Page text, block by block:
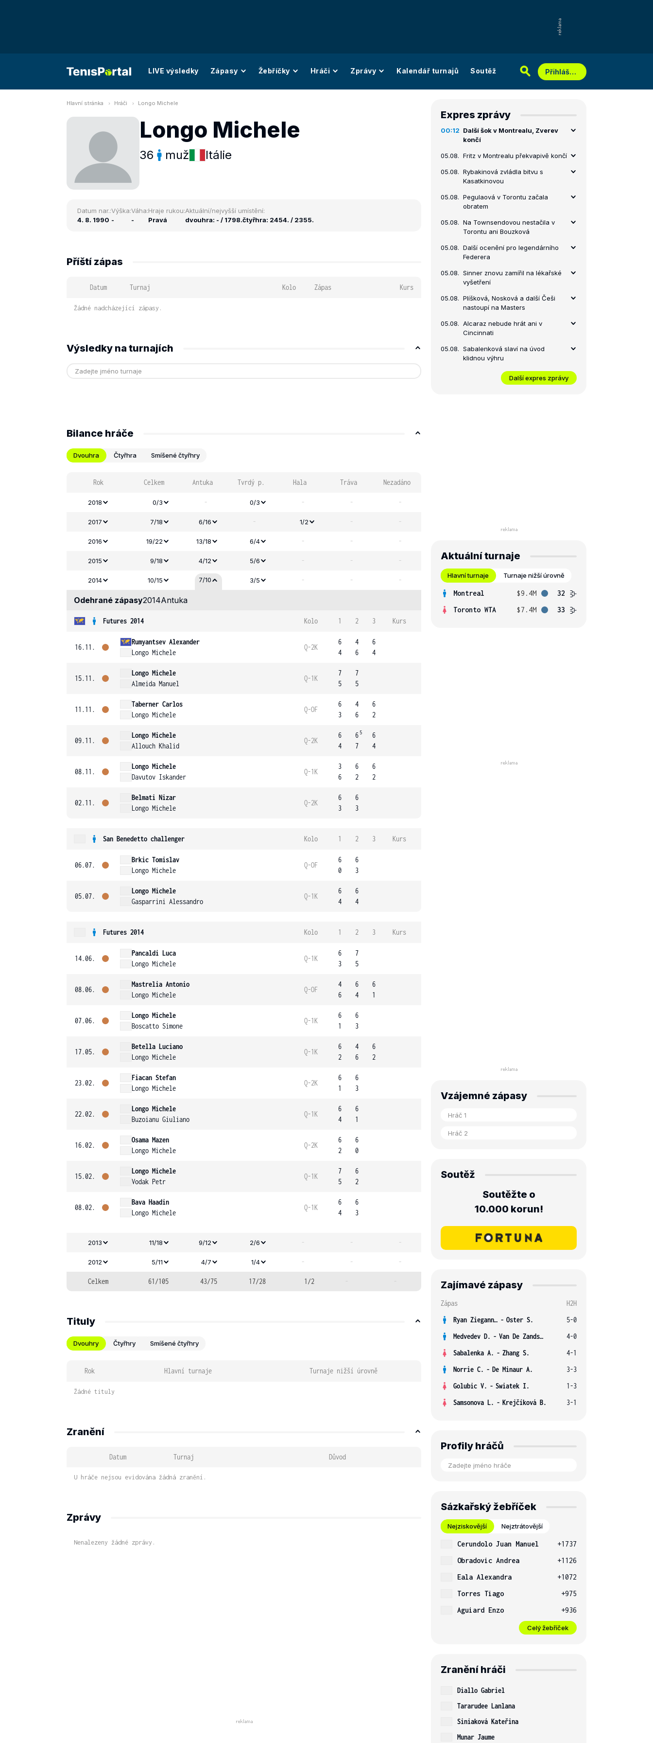
LIVE výsledky Zápasy Žebříčky Hráči Zprávy Kalendář turnajů Soutěž Přihlášení
Hlavní stránka Hráči Longo Michele
Longo Michele
36 muž Itálie
Datum nar.:
4. 8. 1990
Výška:
-
Váha:
-
Hraje rukou:
Pravá
Aktuální/nejvyšší umístění:
dvouhra: - / 1798.čtyřhra: 2454. / 2355.
Příští zápas
Datum Turnaj Kolo Zápas Kurs
Žádné nadcházející zápasy.
Výsledky na turnajích
Bilance hráče
Dvouhra Čtyřhra Smíšené čtyřhry
Rok Celkem Antuka Tvrdý p. Hala Tráva Nezadáno
2018 0/3 - 0/3 - - -
2017 7/18 6/16 - 1/2 - -
2016 19/22 13/18 6/4 - - -
2015 9/18 4/12 5/6 - - -
2014 10/15 7/10 3/5 - - -
Odehrané zápasy2014Antuka
Futures 2014 Kolo 1 2 3 Kurs
16.11.
Rumyantsev Alexander
Longo Michele
Q-2K
6
4
4
6
6
4
15.11.
Longo Michele
Almeida Manuel
Q-1K
7
5
7
5
11.11.
Taberner Carlos
Longo Michele
Q-OF
6
3
4
6
6
2
09.11.
Longo Michele
Allouch Khalid
Q-2K
6
4
6 5
7
6
4
08.11.
Longo Michele
Davutov Iskander
Q-1K
3
6
6
2
6
2
02.11.
Belmati Nizar
Longo Michele
Q-2K
6
3
6
3
San Benedetto challenger Kolo 1 2 3 Kurs
06.07.
Brkic Tomislav
Longo Michele
Q-OF
6
0
6
3
05.07.
Longo Michele
Gasparrini Alessandro
Q-1K
6
4
6
4
Futures 2014 Kolo 1 2 3 Kurs
14.06.
Pancaldi Luca
Longo Michele
Q-1K
6
3
7
5
08.06.
Mastrelia Antonio
Longo Michele
Q-OF
4
6
6
4
6
1
07.06.
Longo Michele
Boscatto Simone
Q-1K
6
1
6
3
17.05.
Betella Luciano
Longo Michele
Q-1K
6
2
4
6
6
2
23.02.
Fiacan Stefan
Longo Michele
Q-2K
6
1
6
3
22.02.
Longo Michele
Buzoianu Giuliano
Q-1K
6
4
6
1
16.02.
Osama Mazen
Longo Michele
Q-2K
6
2
6
0
15.02.
Longo Michele
Vodak Petr
Q-1K
7
5
6
2
08.02.
Bava Haadin
Longo Michele
Q-1K
6
4
6
3
2013 11/18 9/12 2/6 - - -
2012 5/11 4/7 1/4 - - -
Celkem 61/105 43/75 17/28 1/2 - -
Tituly
Dvouhry Čtyřhry Smíšené čtyřhry
Rok Hlavní turnaje Turnaje nižší úrovně
Žádné tituly
Zranění
Datum Turnaj Důvod
U hráče nejsou evidována žádná zranění.
Zprávy
Nenalezeny žádné zprávy.
Expres zprávy
00:12 Další šok v Montrealu, Zverev
končí
05.08. Fritz v Montrealu překvapivě končí
05.08. Rybakinová zvládla bitvu s
Kasatkinovou
05.08. Pegulaová v Torontu začala
obratem
05.08. Na Townsendovou nestačila v
Torontu ani Bouzková
05.08. Další ocenění pro legendárního
Federera
05.08. Sinner znovu zamířil na lékařské
vyšetření
05.08. Plíšková, Nosková a další Češi
nastoupí na Masters
05.08. Alcaraz nebude hrát ani v
Cincinnati
05.08. Sabalenková slaví na úvod
klidnou výhru
Další expres zprávy
Aktuální turnaje
Hlavní turnaje Turnaje nižší úrovně
Montreal $9.4M
32
Toronto WTA
$7.4M 33
Vzájemné zápasy
Soutěž
Soutěžte o
10.000 korun!
Zajímavé zápasy
Zápas
H2H
Ryan Ziegann S. - Oster S.
5-0
Medvedev D. - Van De Zandschulp B.
4-0
Sabalenka A. - Zhang S.
4-1
Norrie C. - De Minaur A.
3-3
Golubic V. - Swiatek I.
1-3
Samsonova L. - Krejčíková B. 3-1
Profily hráčů
Sázkařský žebříček
Nejziskovější Nejztrátovější
Cerundolo Juan Manuel
+1737
Obradovic Andrea
+1126
Eala Alexandra
+1072
Torres Tiago
+975
Aguiard Enzo
+936
Celý žebříček
Zranění hráči
Diallo Gabriel
Tararudee Lanlana
Siniaková Kateřina
Munar Jaume